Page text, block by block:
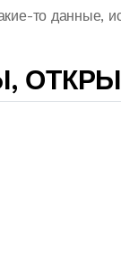
то данные,